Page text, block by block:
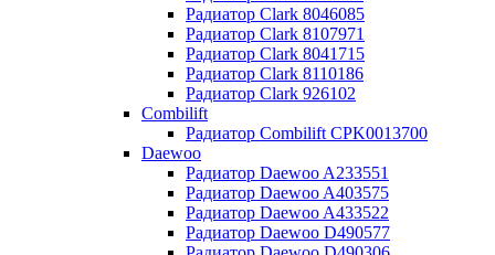
Радиатор Clark 8046085
Радиатор Clark 8107971
Радиатор Clark 8041715
Радиатор Clark 8110186
Радиатор Clark 926102
Combilift
Радиатор Combilift CPK0013700
Daewoo
Радиатор Daewoo A233551
Радиатор Daewoo A403575
Радиатор Daewoo A433522
Радиатор Daewoo D490577